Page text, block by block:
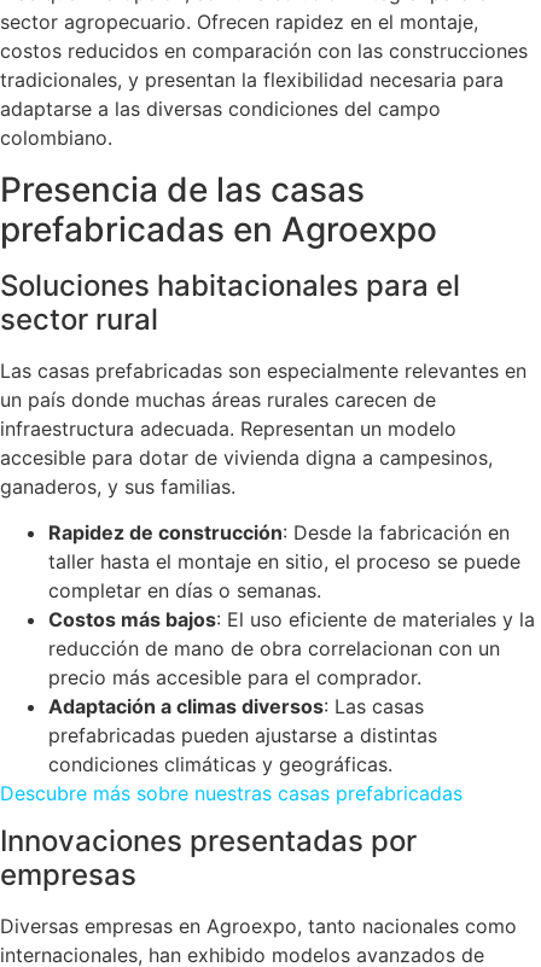
sector agropecuario. Ofrecen rapidez en el montaje,
costos reducidos en comparación con las construcciones
tradicionales, y presentan la flexibilidad necesaria para
adaptarse a las diversas condiciones del campo
colombiano.
Presencia de las casas
prefabricadas en Agroexpo
Soluciones habitacionales para el
sector rural
Las casas prefabricadas son especialmente relevantes en
un país donde muchas áreas rurales carecen de
infraestructura adecuada. Representan un modelo
accesible para dotar de vivienda digna a campesinos,
ganaderos, y sus familias.
Rapidez de construcción: Desde la fabricación en
taller hasta el montaje en sitio, el proceso se puede
completar en días o semanas.
Costos más bajos: El uso eficiente de materiales y la
reducción de mano de obra correlacionan con un
precio más accesible para el comprador.
Adaptación a climas diversos: Las casas
prefabricadas pueden ajustarse a distintas
condiciones climáticas y geográficas.
Descubre más sobre nuestras casas prefabricadas
Innovaciones presentadas por
empresas
Diversas empresas en Agroexpo, tanto nacionales como
internacionales, han exhibido modelos avanzados de